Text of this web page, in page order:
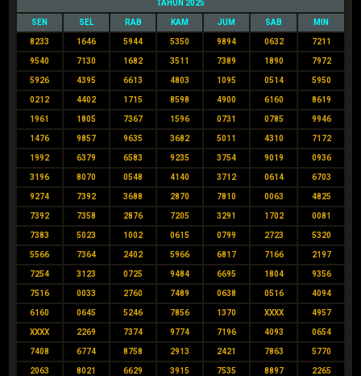
TAHUN 2025
SEN SEL RAB KAM JUM SAB MIN
8233 1646 5944 5350 9894 0632 7211
9540 7130 1682 3511 7389 1890 7972
5926 4395 6613 4803 1095 0514 5950
0212 4402 1715 8598 4900 6160 8619
1961 1805 7367 1596 0731 0785 9946
1476 9857 9635 3682 5011 4310 7172
1992 6379 6583 9235 3754 9019 0936
3196 8070 0548 4140 3712 0614 6703
9274 7392 3688 2870 7810 0063 4825
7392 7358 2876 7205 3291 1702 0081
7383 5023 1002 0615 0799 2723 5320
5566 7364 2402 5966 6817 7166 2197
7254 3123 0725 9484 6695 1804 9356
7516 0033 2760 7489 0638 0516 4094
6160 0645 5246 7856 1370 XXXX 4957
XXXX 2269 7374 9774 7196 4093 0654
7408 6774 8758 2913 2421 7863 5770
2063 8021 6629 3915 7535 8897 2265